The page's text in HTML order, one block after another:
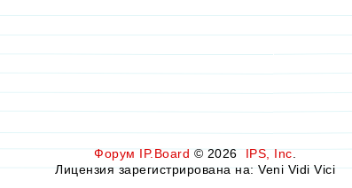
Форум IP.Board © 2026IPS, Inc
Лицензия зарегистрирована на: Veni Vidi Vici